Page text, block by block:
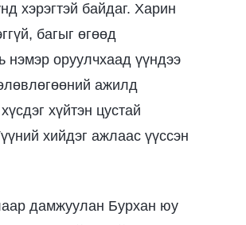
хэрэгтэй байдаг. Харин
багыг өгөөд
нэмэр оруулчхаад үүндээ
ажилд
хүйтэн цустай
хийдэг ажлаас үүссэн
дамжуулан Бурхан юу